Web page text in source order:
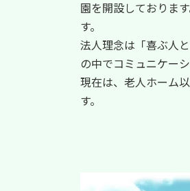
園を開設しておりま
す。
法人理念は「喜ぶ人
の中でコミュニケー
現在は、老人ホーム
す。